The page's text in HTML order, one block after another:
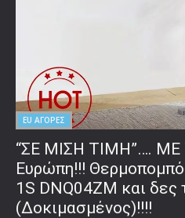
EU ΑΓΟΡΕΣ
“ΣΕ ΜΙΣΗ ΤΙΜΗ”….
Ευρώπη!!!
1S DNQ04ZM και δες
(Δοκιμασμένος)!!!!